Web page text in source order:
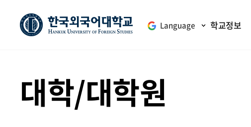
Language 학교정보
대학/대학원